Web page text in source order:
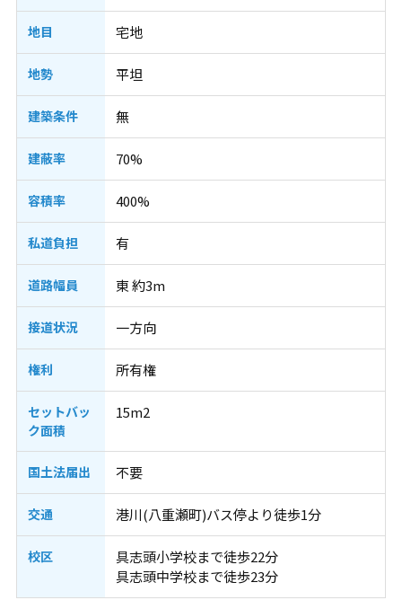
地目 宅地
地勢 平坦
建築条件 無
建蔽率 70%
容積率 400%
私道負担 有
道路幅員 東 約3m
接道状況 一方向
権利 所有権
セットバッ
ク面積
15m2
国土法届出 不要
交通 港川(八重瀬町)バス停より徒歩1分
校区
具志頭小学校まで徒歩22分
具志頭中学校まで徒歩23分